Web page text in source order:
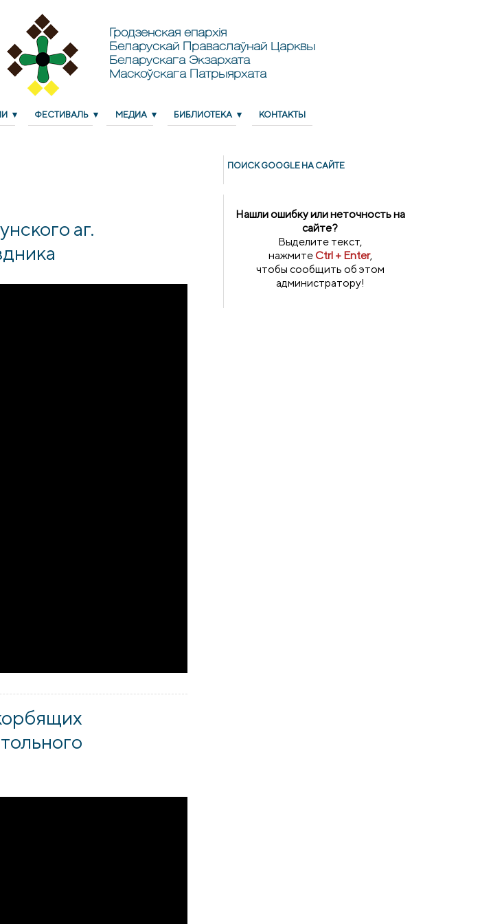
Гродзенская епархія
Беларускай Праваслаўнай Царквы
Беларускага Экзархата
Маскоўскага Патрыярхата
ФЕСТИВАЛЬ МЕДИА БИБЛИОТЕКА КОНТАКТЫ
аг.
ПОИСК GOОGLE НА САЙТЕ
Нашли ошибку или неточность на
сайте?
Выделите текст,
нажмитеCtrl + Enter,
чтобы сообщить об этом
администратору!